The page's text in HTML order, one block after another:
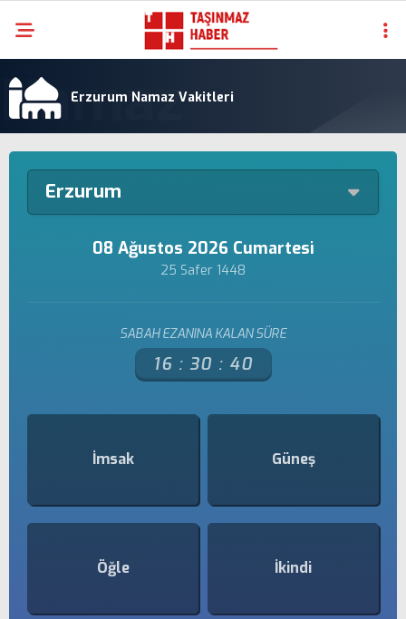
Erzurum Namaz Vakitleri
Erzurum
08 Ağustos 2026 Cumartesi
25 Safer 1448
SABAH EZANINA KALAN SÜRE
16 : 30 : 40
İmsak Güneş
Öğle İkindi